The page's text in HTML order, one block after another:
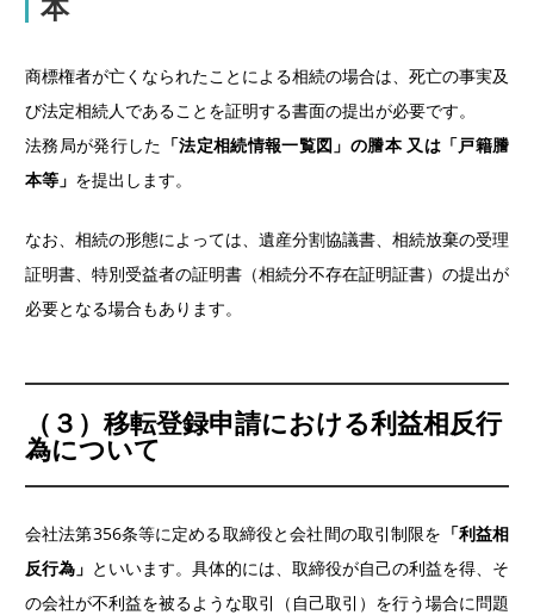
商標権者が亡くなられたことによる相続の場合は、死亡の事実及
び法定相続人であることを証明する書面の提出が必要です。
法務局が発行した 「法定相続情報一覧図」の謄本 又は「戸籍謄
本等」 を提出します。
なお、相続の形態によっては、遺産分割協議書、相続放棄の受理
証明書、特別受益者の証明書（相続分不存在証明証書）の提出が
必要となる場合もあります。
（３）移転登録申請における利益相反行
為について
会社法第356条等に定める取締役と会社間の取引制限を 「利益相
反行為」 といいます。具体的には、取締役が自己の利益を得、そ
の会社が不利益を被るような取引（自己取引）を行う場合に問題